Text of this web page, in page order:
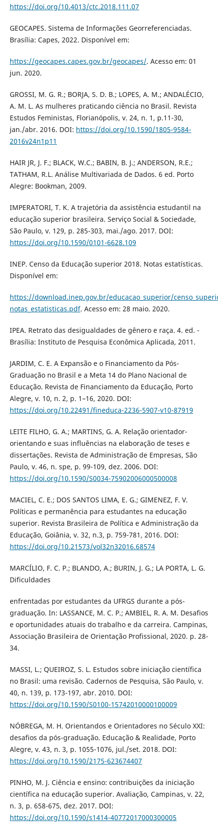
https://doi.org/10.4013/ctc.2018.111.07
GEOCAPES. Sistema de Informações Georreferenciadas.
Brasília: Capes, 2022. Disponível em:
https://geocapes.capes.gov.br/geocapes/. Acesso em: 01
jun. 2020.
GROSSI, M. G. R.; BORJA, S. D. B.; LOPES, A. M.; ANDALÉCIO,
A. M. L. As mulheres praticando ciência no Brasil. Revista
Estudos Feministas, Florianópolis, v. 24, n. 1, p.11-30,
jan./abr. 2016. DOI: https://doi.org/10.1590/1805-9584-
2016v24n1p11
HAIR JR, J. F.; BLACK, W.C.; BABIN, B. J.; ANDERSON, R.E.;
TATHAM, R.L. Análise Multivariada de Dados. 6 ed. Porto
Alegre: Bookman, 2009.
IMPERATORI, T. K. A trajetória da assistência estudantil na
educação superior brasileira. Serviço Social & Sociedade,
São Paulo, v. 129, p. 285-303, mai./ago. 2017. DOI:
https://doi.org/10.1590/0101-6628.109
INEP. Censo da Educação superior 2018. Notas estatísticas.
Disponível em:
https://download.inep.gov.br/educacao_superior/
notas_estatisticas.pdf. Acesso em: 28 maio. 2020.
IPEA. Retrato das desigualdades de gênero e raça. 4. ed. -
Brasília: Instituto de Pesquisa Econômica Aplicada, 2011.
JARDIM, C. E. A Expansão e o Financiamento da Pós-
Graduação no Brasil e a Meta 14 do Plano Nacional de
Educação. Revista de Financiamento da Educação, Porto
Alegre, v. 10, n. 2, p. 1–16, 2020. DOI:
https://doi.org/10.22491/fineduca-2236-5907-v10-87919
LEITE FILHO, G. A.; MARTINS, G. A. Relação orientador-
orientando e suas influências na elaboração de teses e
dissertações. Revista de Administração de Empresas, São
Paulo, v. 46, n. spe, p. 99-109, dez. 2006. DOI:
https://doi.org/10.1590/S0034-75902006000500008
MACIEL, C. E.; DOS SANTOS LIMA, E. G.; GIMENEZ, F. V.
Políticas e permanência para estudantes na educação
superior. Revista Brasileira de Política e Administração da
Educação, Goiânia, v. 32, n.3, p. 759-781, 2016. DOI:
https://doi.org/10.21573/vol32n32016.68574
MARCÍLIO, F. C. P.; BLANDO, A.; BURIN, J. G.; LA PORTA, L. G.
Dificuldades
enfrentadas por estudantes da UFRGS durante a pós-
graduação. In: LASSANCE, M. C. P.; AMBIEL, R. A. M. Desafios
e oportunidades atuais do trabalho e da carreira. Campinas,
Associação Brasileira de Orientação Profissional, 2020. p. 28-
34.
MASSI, L.; QUEIROZ, S. L. Estudos sobre iniciação científica
no Brasil: uma revisão. Cadernos de Pesquisa, São Paulo, v.
40, n. 139, p. 173-197, abr. 2010. DOI:
https://doi.org/10.1590/S0100-15742010000100009
NÓBREGA, M. H. Orientandos e Orientadores no Século XXI:
desafios da pós-graduação. Educação & Realidade, Porto
Alegre, v. 43, n. 3, p. 1055-1076, jul./set. 2018. DOI:
https://doi.org/10.1590/2175-623674407
PINHO, M. J. Ciência e ensino: contribuições da iniciação
científica na educação superior. Avaliação, Campinas, v. 22,
n. 3, p. 658-675, dez. 2017. DOI:
https://doi.org/10.1590/s1414-40772017000300005